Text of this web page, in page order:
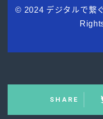
© 2024 デジタルで繋
SHARE